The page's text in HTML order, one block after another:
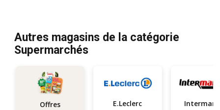
Autres magasins de la catégorie
Supermarchés
Offres E.Leclerc